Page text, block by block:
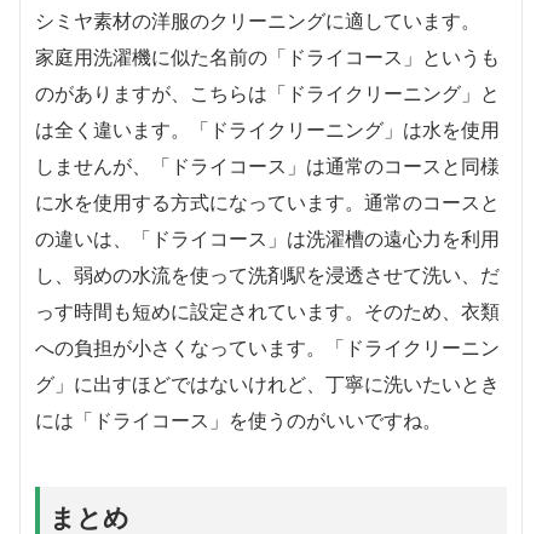
シミヤ素材の洋服のクリーニングに適しています。
家庭用洗濯機に似た名前の「ドライコース」というも
のがありますが、こちらは「ドライクリーニング」と
は全く違います。「ドライクリーニング」は水を使用
しませんが、「ドライコース」は通常のコースと同様
に水を使用する方式になっています。通常のコースと
の違いは、「ドライコース」は洗濯槽の遠心力を利用
し、弱めの水流を使って洗剤駅を浸透させて洗い、だ
っす時間も短めに設定されています。そのため、衣類
への負担が小さくなっています。「ドライクリーニン
グ」に出すほどではないけれど、丁寧に洗いたいとき
には「ドライコース」を使うのがいいですね。
まとめ